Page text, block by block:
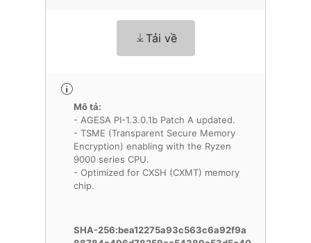
Tải về
Mô tả:
- AGESA PI-1.3.0.1b Patch A updated.
- TSME (Transparent Secure Memory
Encryption) enabling with the Ryzen
9000 series CPU.
- Optimized for CXSH (CXMT) memory
chip.
SHA-256:bea12275a93c563c6a92f9a